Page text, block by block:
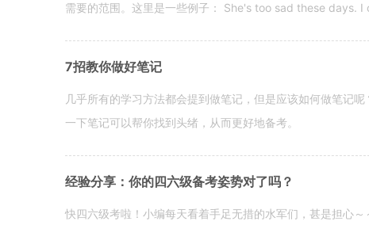
需要的范围。这里是一些例子： She's too sad these days.
7招教你做好笔记
几乎所有的学习方法都会提到做笔记，但是应该如何做笔记
一下笔记可以帮你找到头绪，从而更好地备考。
经验分享：你的四六级备考姿势对了吗？
快四六级考啦！小编每天看着手足无措的水军们，甚是担心